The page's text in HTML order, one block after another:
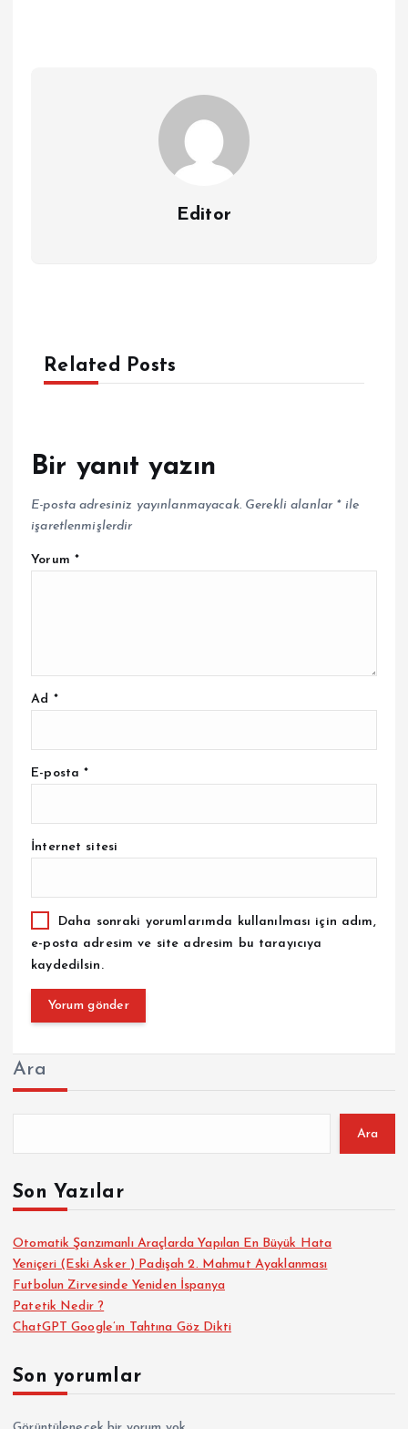
Editor
Related Posts
Bir yanıt yazın
E-posta adresiniz yayınlanmayacak. Gerekli alanlar *ile
işaretlenmişlerdir
Yorum *
Ad *
E-posta*
İnternet sitesi
Daha sonraki yorumlarımda kullanılması için adım,
e-posta adresim ve site adresim bu tarayıcıya
kaydedilsin.
Ara
Ara
Son Yazılar
Otomatik Şanzımanlı Araçlarda Yapılan En Büyük Hata
Yeniçeri (Eski Asker ) Padişah 2. Mahmut Ayaklanması
Futbolun Zirvesinde Yeniden İspanya
Patetik Nedir ?
ChatGPT Google’ın Tahtına Göz Dikti
Son yorumlar